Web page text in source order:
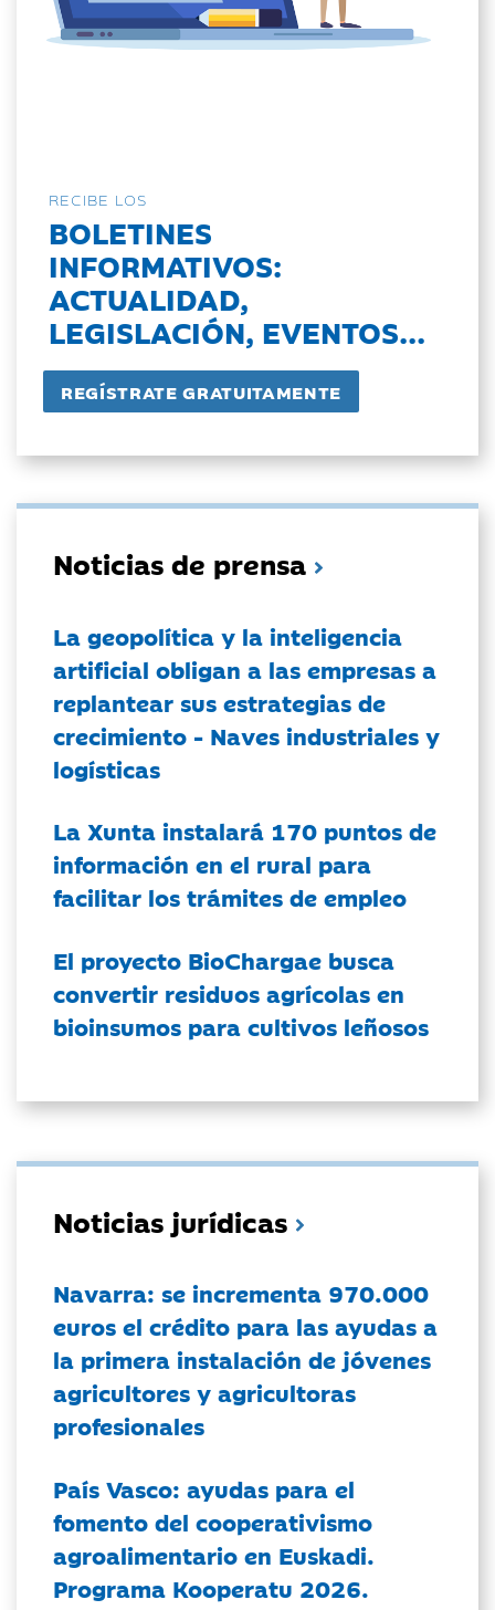
RECIBE LOS
BOLETINES
INFORMATIVOS:
ACTUALIDAD,
LEGISLACIÓN, EVENTOS...
Noticias de prensa
La geopolítica y la inteligencia
artificial obligan a las empresas a
replantear sus estrategias de
crecimiento - Naves industriales y
logísticas
La Xunta instalará 170 puntos de
información en el rural para
facilitar los trámites de empleo
El proyecto BioChargae busca
convertir residuos agrícolas en
bioinsumos para cultivos leñosos
Noticias jurídicas
Navarra: se incrementa 970.000
euros el crédito para las ayudas a
la primera instalación de jóvenes
agricultores y agricultoras
profesionales
País Vasco: ayudas para el
fomento del cooperativismo
agroalimentario en Euskadi.
Programa Kooperatu 2026.